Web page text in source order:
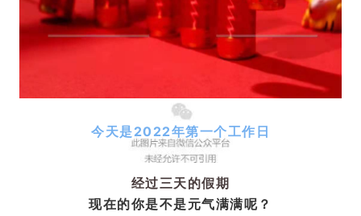
今天是2022年第一个工作日
经过三天的假期
现在的你是不是元气满满呢？